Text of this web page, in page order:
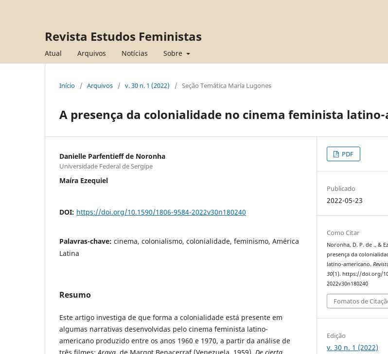
Revista Estudos Feministas
Atual Arquivos Notícias Sobre
Início / Arquivos / v. 30 n. 1 (2022) / Seção Temática María Lugones
A presença da colonialidade no cinema feminista
Danielle Parfentieff de Noronha
Universidade Federal de Sergipe
Maíra Ezequiel
DOI: https://doi.org/10.1590/1806-9584-2022v30n180240
Palavras-chave: cinema, colonialismo, colonialidade, feminismo, América
Latina
Resumo
Este artigo investiga de que forma a colonialidade está presente em
algumas narrativas desenvolvidas pelo cinema feminista latino-
americano produzido entre os anos 1960 e 1970, a partir da análise de
PDF
Publicado
2022-05-23
Como Citar
Noronha, D. P. de ., &
presença da
latino-americano.
30(1). https://doi.org/
2022v30n180240
Fomatos de
Edição
v. 30 n. 1 (2022)